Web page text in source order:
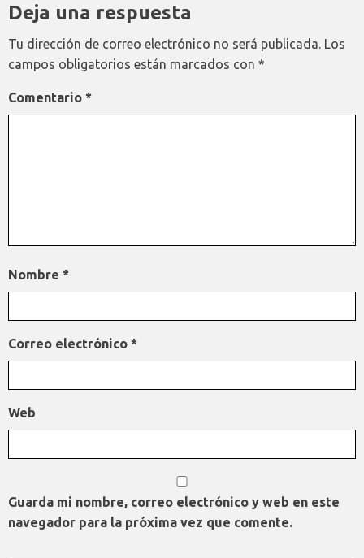
Deja una respuesta
Tu dirección de correo electrónico no será publicada. Los
campos obligatorios están marcados con *
Comentario *
Nombre *
Correo electrónico *
Web
Guarda mi nombre, correo electrónico y web en este
navegador para la próxima vez que comente.